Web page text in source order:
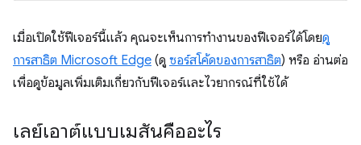
เมื่อเปิดใช้ฟีเจอร์นี้แล้ว คุณจะเห็นการทำงานของฟีเจอร์ได้โดยดู
การสาธิต Microsoft Edge (ดู ซอร์สโค้ดของการสาธิต) หรือ อ่านต่อ
เพื่อดูข้อมูลเพิ่มเติมเกี่ยวกับฟีเจอร์และไวยากรณ์ที่ใช้ได้
เลย์เอาต์แบบเมสันคืออะไร